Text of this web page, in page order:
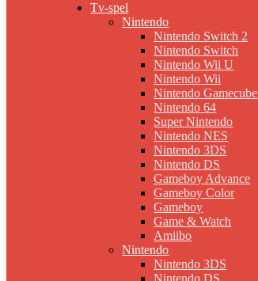
Tv-spel
Nintendo
Nintendo Switch 2
Nintendo Switch
Nintendo Wii U
Nintendo Wii
Nintendo Gamecube
Nintendo 64
Super Nintendo
Nintendo NES
Nintendo 3DS
Nintendo DS
Gameboy Advance
Gameboy Color
Gameboy
Game & Watch
Amiibo
Nintendo
Nintendo 3DS